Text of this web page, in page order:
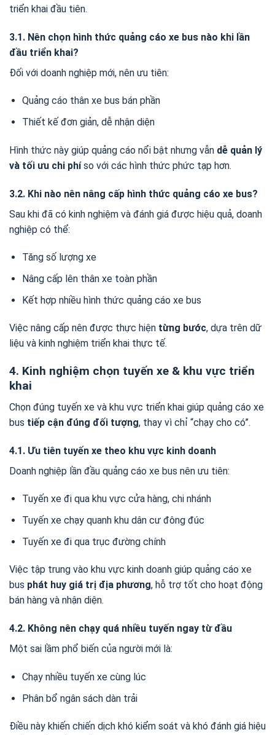
triển khai đầu tiên.
3.1. Nên chọn hình thức quảng cáo xe bus nào khi lần
đầu triển khai?
Đối với doanh nghiệp mới, nên ưu tiên:
Quảng cáo thân xe bus bán phần
Thiết kế đơn giản, dễ nhận diện
Hình thức này giúp quảng cáo nổi bật nhưng vẫn dễ quản lý
và tối ưu chi phíso với các hình thức phức tạp hơn.
3.2. Khi nào nên nâng cấp hình thức quảng cáo xe bus?
Sau khi đã có kinh nghiệm và đánh giá được hiệu quả, doanh
nghiệp có thể:
Tăng số lượng xe
Nâng cấp lên thân xe toàn phần
Kết hợp nhiều hình thức quảng cáo xe bus
Việc nâng cấp nên được thực hiện từng bước, dựa trên dữ
liệu và kinh nghiệm triển khai thực tế.
4. Kinh nghiệm chọn tuyến xe & khu vực triển
khai
Chọn đúng tuyến xe và khu vực triển khai giúp quảng cáo xe
bus tiếp cận đúng đối tượng, thay vì chỉ “chạy cho có”.
4.1. Ưu tiên tuyến xe theo khu vực kinh doanh
Doanh nghiệp lần đầu quảng cáo xe bus nên ưu tiên:
Tuyến xe đi qua khu vực cửa hàng, chi nhánh
Tuyến xe chạy quanh khu dân cư đông đúc
Tuyến xe đi qua trục đường chính
Việc tập trung vào khu vực kinh doanh giúp quảng cáo xe
bus phát huy giá trị địa phương, hỗ trợ tốt cho hoạt động
bán hàng và nhận diện.
4.2. Không nên chạy quá nhiều tuyến ngay từ đầu
Một sai lầm phổ biến của người mới là:
Chạy nhiều tuyến xe cùng lúc
Phân bổ ngân sách dàn trải
Điều này khiến chiến dịch khó kiểm soát và khó đánh giá hiệu